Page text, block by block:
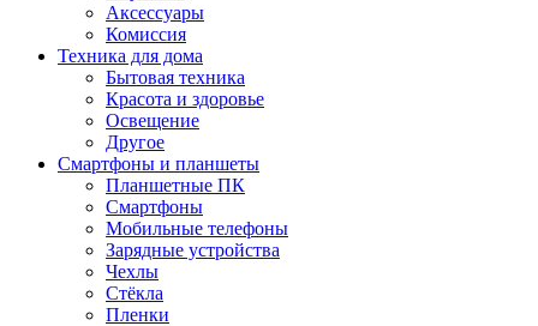
Аксессуары
Комиссия
Техника для дома
Бытовая техника
Красота и здоровье
Освещение
Другое
Смартфоны и планшеты
Планшетные ПК
Смартфоны
Мобильные телефоны
Зарядные устройства
Чехлы
Стёкла
Пленки